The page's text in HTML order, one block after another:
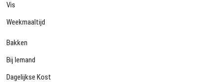
Vis
Weekmaaltijd
Bakken
Bij Iemand
Dagelijkse Kost